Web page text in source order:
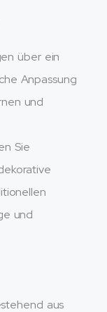
über ein
Anpassung
und
Sie
und
aus